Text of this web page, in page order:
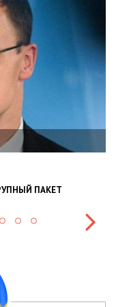
22.01.2024
НАЦПОЛІЦІЯ